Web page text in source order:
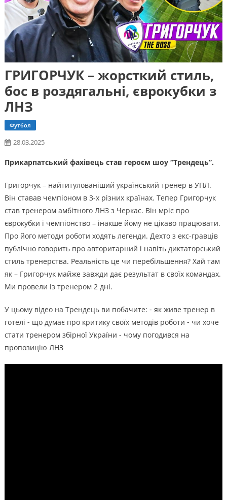
ГРИГОРЧУК – жорсткий стиль,
бос в роздягальні, єврокубки з
ЛНЗ
Футбол
28.03.2025
Прикарпатський фахівець став героєм шоу “Трендець”.
Григорчук – найтитулованіший український тренер в УПЛ.
Він ставав чемпіоном в 3-х різних країнах. Тепер Григорчук
став тренером амбітного ЛНЗ з Черкас. Він мріє про
єврокубки і чемпіонство – інакше йому не цікаво працювати.
Про його методи роботи ходять легенди. Дехто з екс-гравців
публічно говорить про авторитарний і навіть диктаторський
стиль тренерства. Реальність це чи перебільшення? Хай там
як – Григорчук майже завжди дає результат в своїх командах.
Ми провели із тренером 2 дні.
У цьому відео на Трендець ви побачите: ⁃ як живе тренер в
готелі ⁃ що думає про критику своїх методів роботи ⁃ чи хоче
стати тренером збірної України ⁃ чому погодився на
пропозицію ЛНЗ